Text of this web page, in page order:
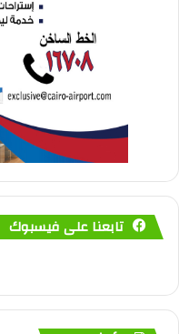
تابعنا على فيسبوك